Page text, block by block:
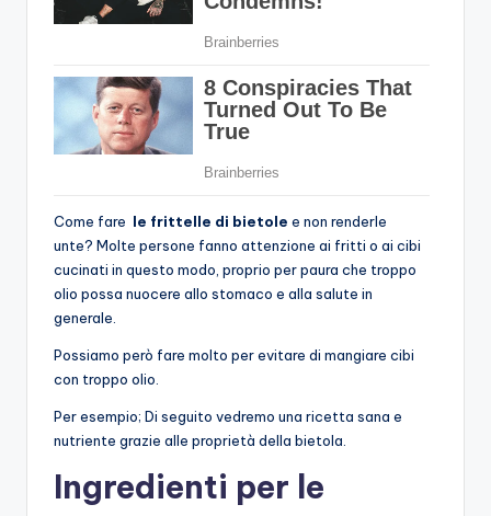
Come fare le frittelle di bietole e non renderle
unte? Molte persone fanno attenzione ai fritti o ai cibi
cucinati in questo modo, proprio per paura che troppo
olio possa nuocere allo stomaco e alla salute in
generale.
Possiamo però fare molto per evitare di mangiare cibi
con troppo olio.
Per esempio; Di seguito vedremo una ricetta sana e
nutriente grazie alle proprietà della bietola.
Ingredienti per le